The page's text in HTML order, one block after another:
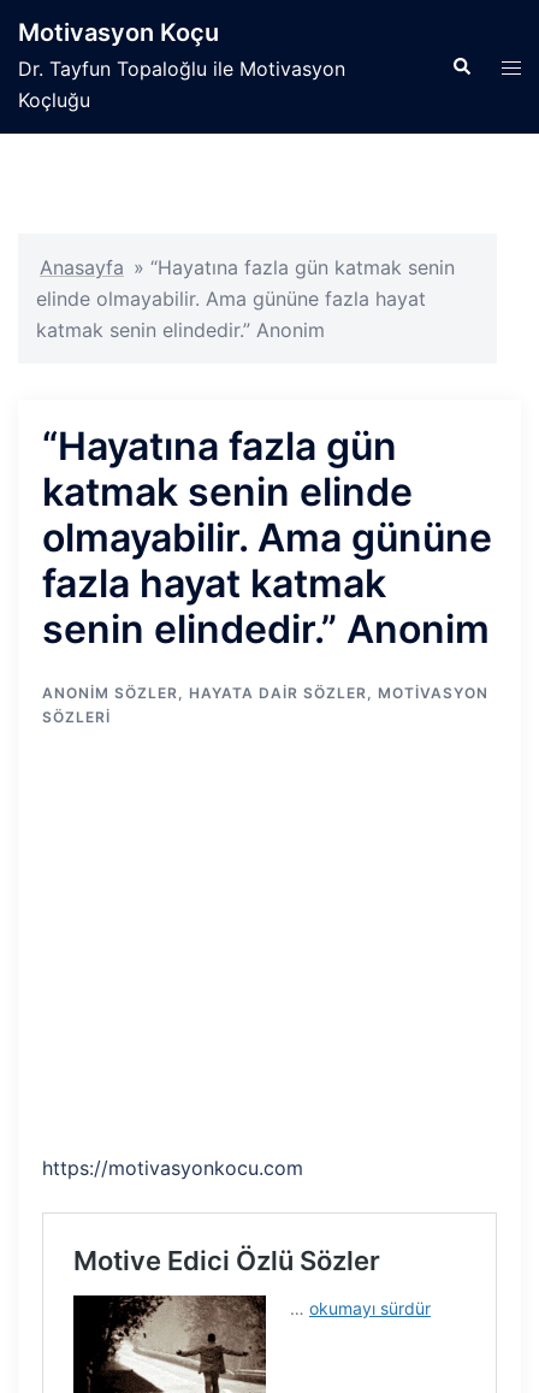
atlaMotivasyon Koçu
Dr. Tayfun Topaloğlu ile Motivasyon
Koçluğu
Search
Anasayfa » “Hayatına fazla gün katmak senin
elinde olmayabilir. Ama gününe fazla hayat
katmak senin elindedir.” Anonim
“Hayatına fazla gün
katmak senin elinde
olmayabilir. Ama gününe
fazla hayat katmak
senin elindedir.” Anonim
ANONIM SÖZLER, HAYATA DAIR SÖZLER, MOTIVASYON
SÖZLERI
https://motivasyonkocu.com